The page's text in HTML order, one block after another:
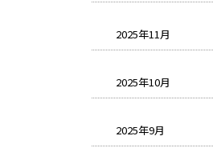
2025年11月
2025年10月
2025年9月